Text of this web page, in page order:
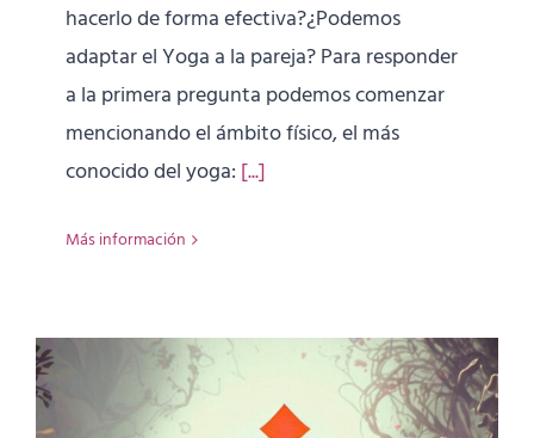
hacerlo de forma efectiva?¿Podemos
adaptar el Yoga a la pareja? Para responder
a la primera pregunta podemos comenzar
mencionando el ámbito físico, el más
conocido del yoga: [...]
Más información